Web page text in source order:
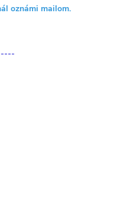
oznámi mailom.